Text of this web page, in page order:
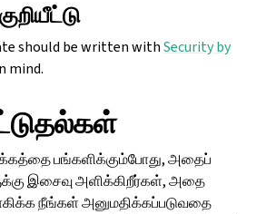
should be written withSecurity by
mind.
பங்களிக்கும்போது, அதைப்
இசைவு அளிக்கிறீர்கள், அதை
நீங்கள் அனுமதிக்கப்படுவதை